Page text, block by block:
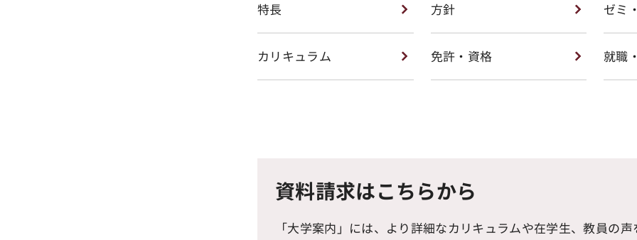
特長 方針 ゼミ
カリキュラム 免許・資格 就職
資料請求はこちらから
「大学案内」には、より詳細なカリキュラムや在学生、教員の